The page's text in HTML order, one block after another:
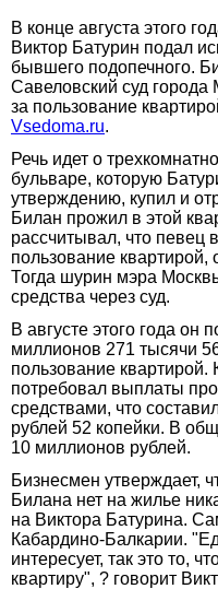
В конце августа этого
Виктор Батурин подал
бывшего подопечного.
Савеловский суд
за пользование
Vsedoma.ru.
Речь идет о
бульваре, которую
утверждению, купил и
Билан прожил в этой
рассчитывал, что певец
пользование квартирой,
Тогда шурин мэра
средства через суд.
В августе этого года он
миллионов 271 тысячи
пользование квартирой.
потребовал выплаты
средствами, что
рублей 52 копейки. В
10 миллионов рублей.
Бизнесмен утверждает,
Билана нет на жилье
на Виктора Батурина.
Кабардино-Балкарии.
интересует, так это то,
квартиру", ? говорит